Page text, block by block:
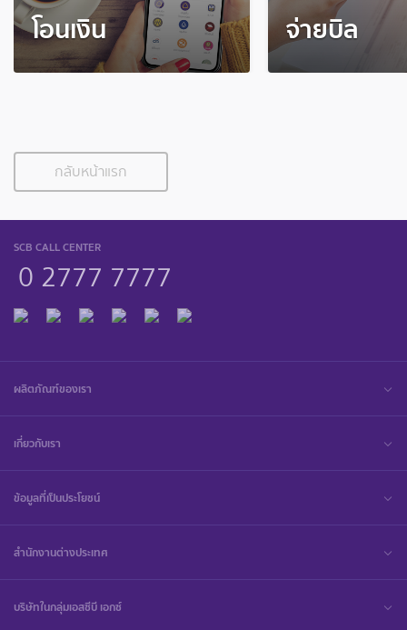
โอนเงิน จ่ายบิล
กลับหน้าแรก
SCB CALL CENTER
0 2777 7777
ผลิตภัณฑ์ของเรา
เกี่ยวกับเรา
ข้อมูลที่เป็นประโยชน์
สำนักงานต่างประเทศ
บริษัทในกลุ่มเอสซีบี เอกซ์